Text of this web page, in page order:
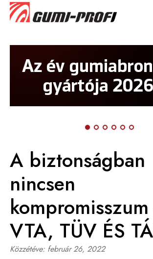
A biztonságban
nincsen
VTA, TÜV ÉS
Közzétéve: február 26, 2022